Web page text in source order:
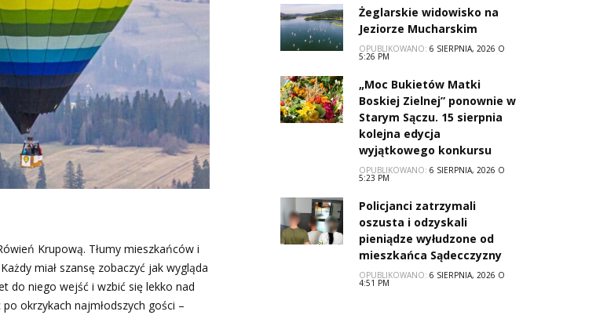
Krupową. Tłumy mieszkańców i
miał szansę zobaczyć jak wygląda
do niego wejść i wzbić się lekko nad
okrzykach najmłodszych gości –
Żeglarskie widowisko na
Jeziorze Mucharskim
OPUBLIKOWANO: 6 SIERPNIA, 2026 O
5:26 PM
„Moc Bukietów Matki
Boskiej Zielnej” ponownie w
Starym Sączu. 15 sierpnia
kolejna edycja
wyjątkowego konkursu
OPUBLIKOWANO: 6 SIERPNIA, 2026 O
5:23 PM
Policjanci zatrzymali
oszusta i odzyskali
pieniądze wyłudzone od
mieszkańca Sądecczyzny
OPUBLIKOWANO: 6 SIERPNIA, 2026 O
4:51 PM